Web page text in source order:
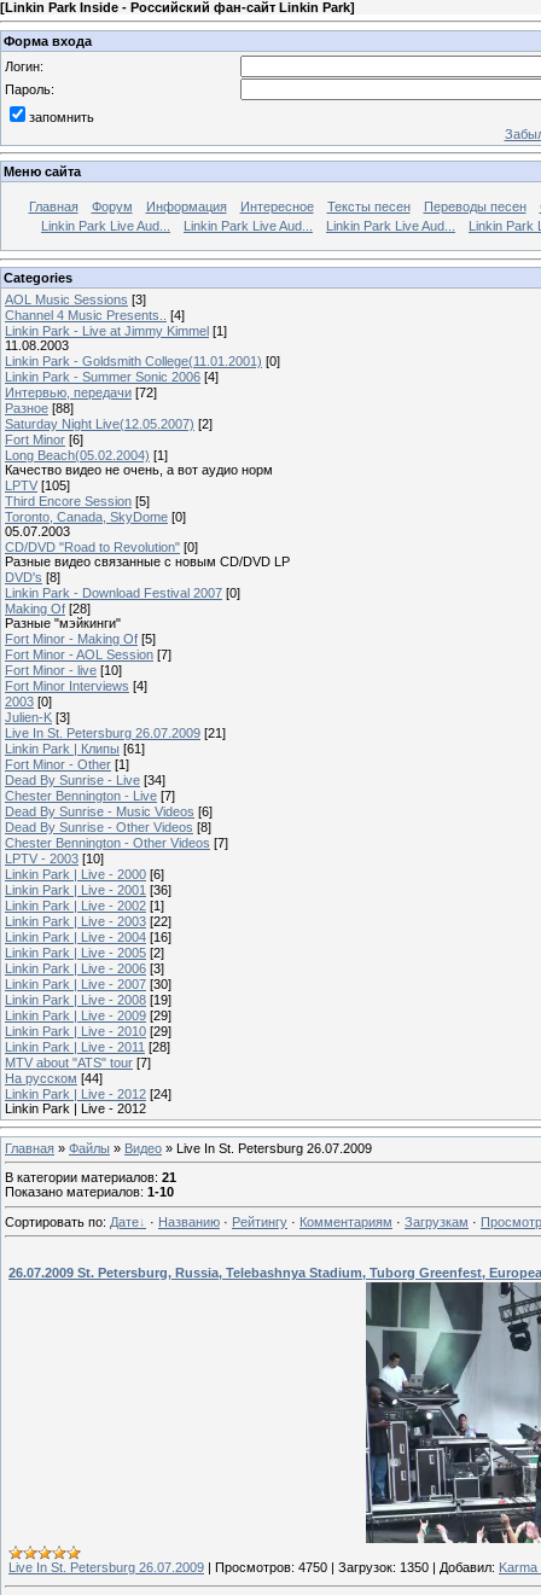
[Linkin Park Inside - Российский фан-сайт Linkin Park]
Форма входа
Логин:
Пароль:
запомнить
Меню сайта
Главная Форум Информация Интересное Тексты песен Переводы песен
Linkin Park Live Aud...
Linkin Park Live Aud... Linkin Park Live Aud... Linkin Park
Categories
AOL Music Sessions [3]
Channel 4 Music Presents..
[4]
Linkin Park - Live at Jimmy Kimmel [1]
11.08.2003
Linkin Park - Goldsmith College(11.01.2001) [0]
Linkin Park - Summer Sonic 2006 [4]
Интервью, передачи [72]
Разное [88]
Saturday Night Live(12.05.2007) [2]
Fort Minor [6]
Long Beach(05.02.2004) [1]
Качество видео не очень, а вот аудио норм
LPTV [105]
Third Encore Session [5]
Toronto, Canada, SkyDome [0]
05.07.2003
CD/DVD "Road to Revolution" [0]
Разные видео связанные с новым CD/DVD LP
DVD's [8]
Linkin Park - Download Festival 2007 [0]
Making Of [28]
Разные "мэйкинги"
Fort Minor - Making Of [5]
Fort Minor - AOL Session [7]
Fort Minor - live [10]
Fort Minor Interviews [4]
2003 [0]
Julien-K [3]
Live In St. Petersburg 26.07.2009 [21]
Linkin Park | Клипы [61]
Fort Minor - Other [1]
Dead By Sunrise - Live [34]
Chester Bennington - Live [7]
Dead By Sunrise - Music Videos [6]
Dead By Sunrise - Other Videos [8]
Chester Bennington - Other Videos [7]
LPTV - 2003 [10]
Linkin Park | Live - 2000 [6]
Linkin Park | Live - 2001 [36]
Linkin Park | Live - 2002 [1]
Linkin Park | Live - 2003 [22]
Linkin Park | Live - 2004 [16]
Linkin Park | Live - 2005 [2]
Linkin Park | Live - 2006 [3]
Linkin Park | Live - 2007 [30]
Linkin Park | Live - 2008 [19]
Linkin Park | Live - 2009 [29]
Linkin Park | Live - 2010 [29]
Linkin Park | Live - 2011 [28]
MTV about "ATS" tour [7]
На русском [44]
Linkin Park | Live - 2012 [24]
Linkin Park | Live - 2012
Главная » Файлы » Видео » Live In St. Petersburg 26.07.2009
В категории материалов: 21
Показано материалов: 1-10
Сортировать по: Дате · Названию · Рейтингу · Комментариям · Загрузкам ·
26.07.2009 St. Petersburg, Russia, Telebashnya Stadium, Tuborg Greenfest,
Live In St. Petersburg 26.07.2009 Просмотров: 4750 Загрузок: 1350 Добавил: